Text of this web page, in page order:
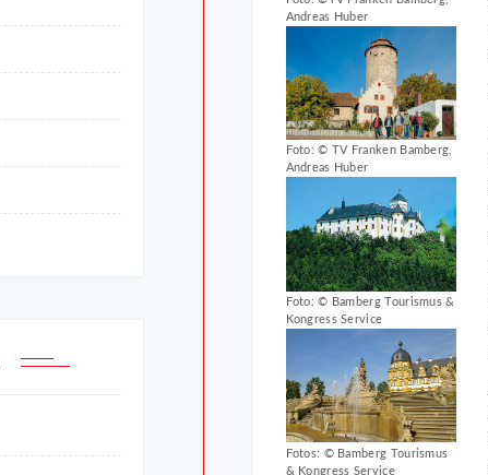
Andreas Huber
Foto: © TV Franken Bamberg,
Andreas Huber
Foto: © Bamberg Tourismus &
Kongress Service
Fotos: © Bamberg Tourismus
& Kongress Service